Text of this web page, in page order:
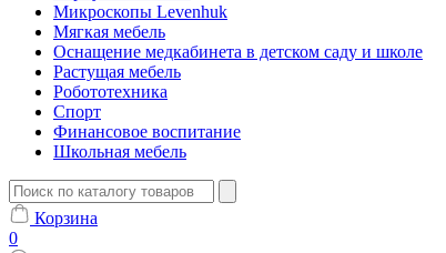
Микроскопы Levenhuk
Мягкая мебель
Оснащение медкабинета в детском саду и школе
Растущая мебель
Робототехника
Спорт
Финансовое воспитание
Школьная мебель
Корзина
0